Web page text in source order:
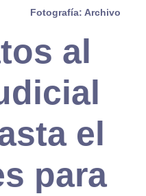
Fotografía: Archivo
al
el
para